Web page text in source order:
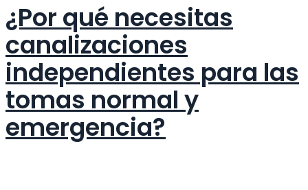
¿Por qué necesitas
canalizaciones
independientes para las
tomas normal y
emergencia?